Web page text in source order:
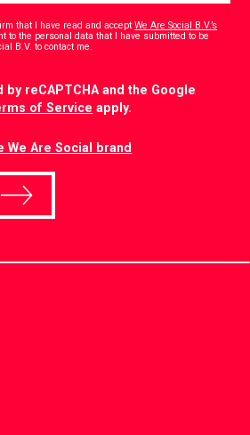
that I have read and acceptWe Are Social B.V.’s
to the personal data that I have submitted to be
B.V. to contact me.
reCAPTCHA and the Google
of Service apply.
We Are Social brand